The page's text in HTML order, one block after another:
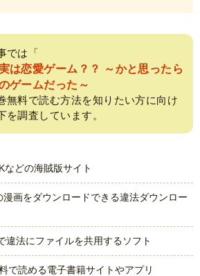
では「
は恋愛ゲーム？？ ～かと思ったら
ゲームだった～
無料で読む方法を知りたい方に向け
を調査しています。
などの海賊版サイト
画をダウンロードできる違法ダウンロー
違法にファイルを共用するソフト
で読める電子書籍サイトやアプリ